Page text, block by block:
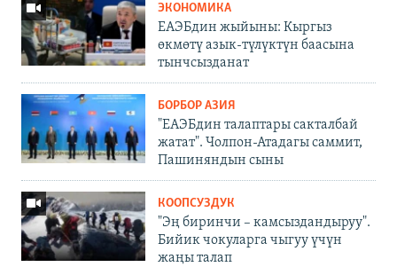
ЭКОНОМИКА
ЕАЭБдин жыйыны: Кыргыз
өкмөтү азык-түлүктүн баасына
тынчсызданат
БОРБОР АЗИЯ
"ЕАЭБдин талаптары сакталбай
жатат". Чолпон-Атадагы саммит,
Пашиняндын сыны
КООПСУЗДУК
"Эң биринчи – камсыздандыруу".
Бийик чокуларга чыгуу үчүн
жаңы талап